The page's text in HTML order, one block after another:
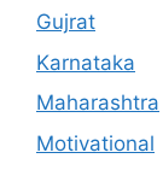
Gujrat
Karnataka
Maharashtra
Motivational